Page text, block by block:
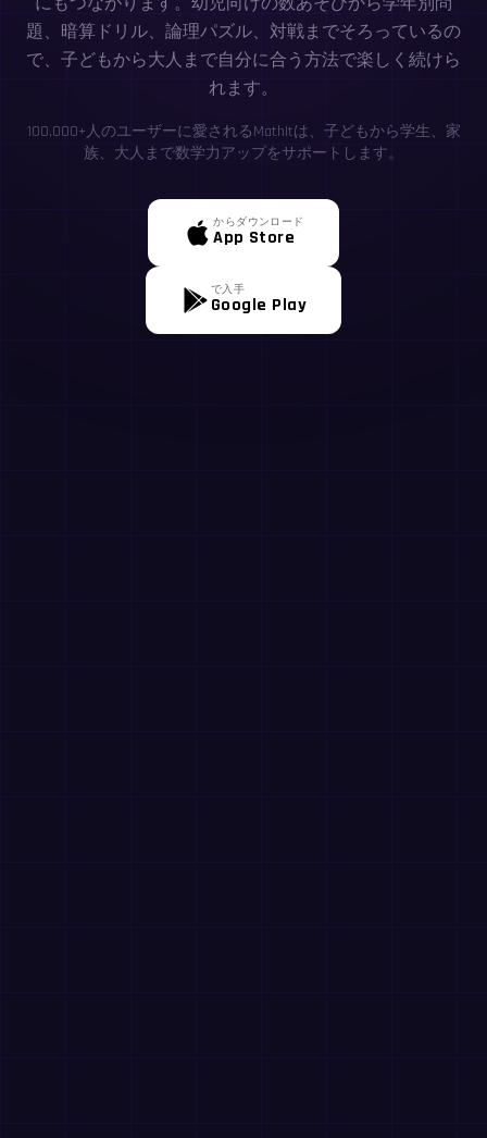
題、暗算ドリル、論理パズル、対戦までそろっているの
で、子どもから大人まで自分に合う方法で楽しく続けら
れます。
100,000+人のユーザーに愛されるMathItは、子どもから学生、家
族、大人まで数学力アップをサポートします。
からダウンロード
App Store
で入手
Google Play